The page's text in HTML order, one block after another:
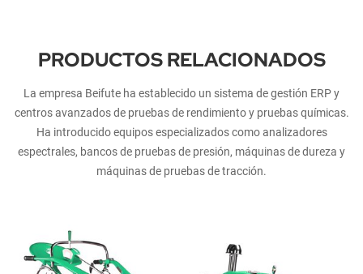
PRODUCTOS RELACIONADOS
La empresa Beifute ha establecido un sistema de gestión ERP y
centros avanzados de pruebas de rendimiento y pruebas químicas.
Ha introducido equipos especializados como analizadores
espectrales, bancos de pruebas de presión, máquinas de dureza y
máquinas de pruebas de tracción.